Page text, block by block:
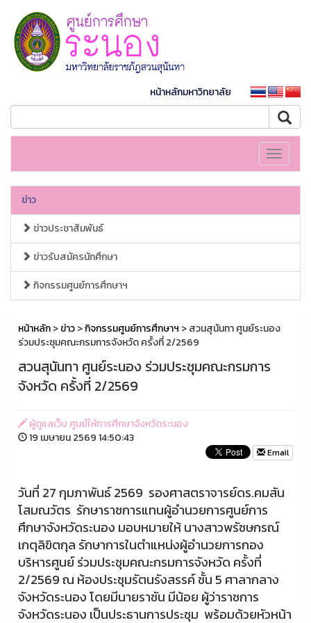
หน้าหลักมหาวิทยาลัย
Toggle
ข่าว
ข่าวประชาสัมพันธ์
ข่าวรับสมัครนักศึกษา
กิจกรรมศูนย์การศึกษาฯ
หน้าหลัก>ข่าว>กิจกรรมศูนย์การศึกษาฯ > สวนสุนันทา ศูนย์ระนอง
ร่วมประชุมคณะกรมการจังหวัด ครั้งที่ 2/2569
สวนสุนันทา ศูนย์ระนอง ร่วมประชุมคณะกรมการ
จังหวัด ครั้งที่ 2/2569
ผู้ดูแลเว็บ ศูนย์ให้การศึกษาจังหวัดระนอง
19 เมษายน 2569 14:50:43
Email
วันที่ 27 กุมภาพันธ์ 2569 รองศาสตราจารย์ดร.คมสัน
โสมณวัตร รักษาราชการแทนผู้อำนวยการศูนย์การ
ศึกษาจังหวัดระนอง มอบหมายให้ นางสาวพรัชษกรณ์
เกตุลิขิตกุล รักษาการในตำแหน่งผู้อำนวยการกอง
บริหารศูนย์ ร่วมประชุมคณะกรมการจังหวัด ครั้งที่
2/2569 ณ ห้องประชุมรัตนรังสรรค์ ชั้น 5 ศาลากลาง
จังหวัดระนอง โดยมีนายราชัน มีน้อย ผู้ว่าราชการ
จังหวัดระนอง เป็นประธานการประชุม พร้อมด้วยหัวหน้า